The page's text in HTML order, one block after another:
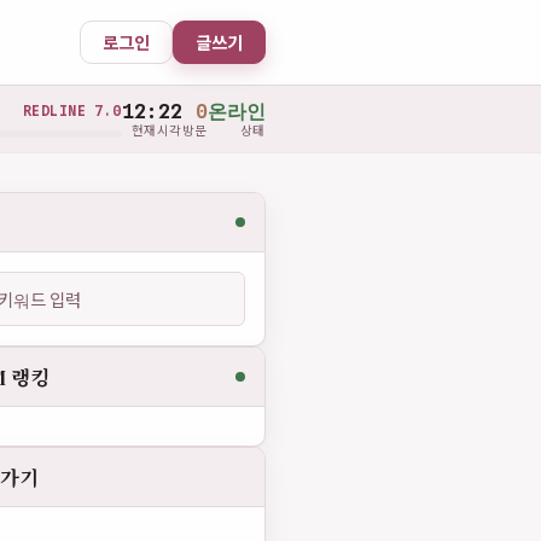
로그인 글쓰기
REDLINE 7.012:22
현재시각
0
방문
온라인
상태
랭킹
기